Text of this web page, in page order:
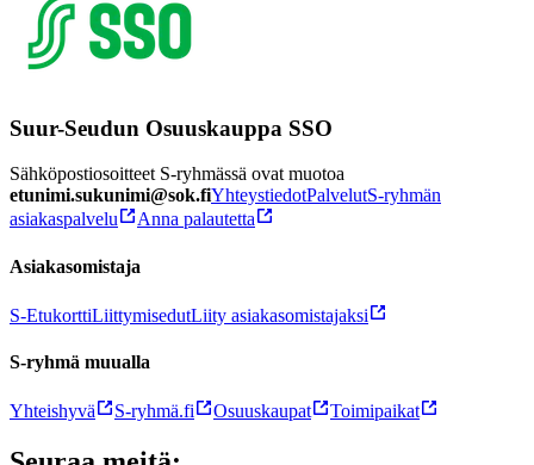
Suur-Seudun Osuuskauppa SSO
Sähköpostiosoitteet S-ryhmässä ovat muotoa
etunimi.sukunimi@sok.fiYhteystiedotPalvelutS-ryhmän
asiakaspalvelu
Anna palautetta
Asiakasomistaja
S-EtukorttiLiittymisedutLiity asiakasomistajaksi
S-ryhmä muualla
Yhteishyvä S-ryhmä.fi Osuuskaupat Toimipaikat